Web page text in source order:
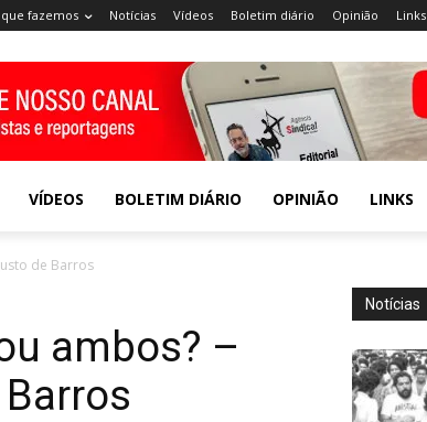
que fazemos Notícias Vídeos Boletim diário Opinião Links
VÍDEOS BOLETIM DIÁRIO OPINIÃO LINKS
de Barros
ambos? –
Notícias